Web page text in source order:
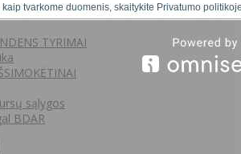
ir taisyklės
TYRIMAI
sąlygos
BDAR
tvarkome duomenis, skaitykite Privatumo